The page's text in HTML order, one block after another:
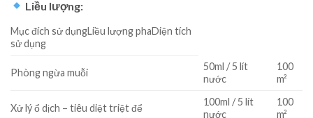
Liều lượng:
Mục đích sử dụngLiều lượng phaDiện tích
sử dụng
Phòng ngừa muỗi
50ml / 5 lít
nước
100
m²
Xử lý ổ dịch – tiêu diệt triệt để
100ml / 5 lít
nước
100
m²